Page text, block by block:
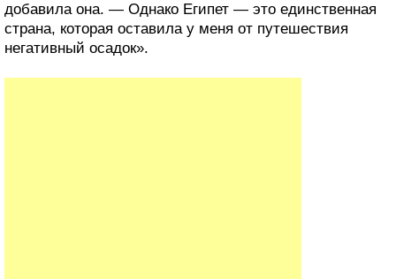
добавила она. — Однако Египет — это единственная
страна, которая оставила у меня от путешествия
негативный осадок».